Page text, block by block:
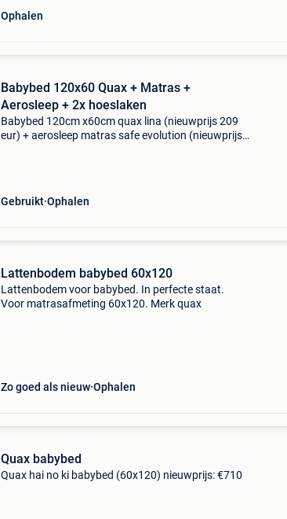
Ophalen
Babybed 120x60 Quax + Matras +
Aerosleep + 2x hoeslaken
Babybed 120cm x60cm quax lina (nieuwprijs 209
eur) + aerosleep matras safe evolution (nieuwprijs
Gebruikt Ophalen
Lattenbodem babybed 60x120
Lattenbodem voor babybed. In perfecte staat.
Voor matrasafmeting 60x120. Merk quax
Zo goed als nieuw Ophalen
Quax babybed
Quax hai no ki babybed (60x120) nieuwprijs: €710